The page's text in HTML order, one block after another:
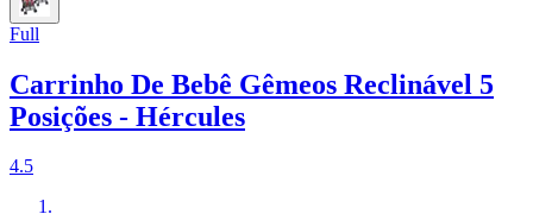
Full
Carrinho De Bebê Gêmeos Reclinável 5
Posições - Hércules
4.5